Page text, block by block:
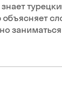
объясняет
заниматься